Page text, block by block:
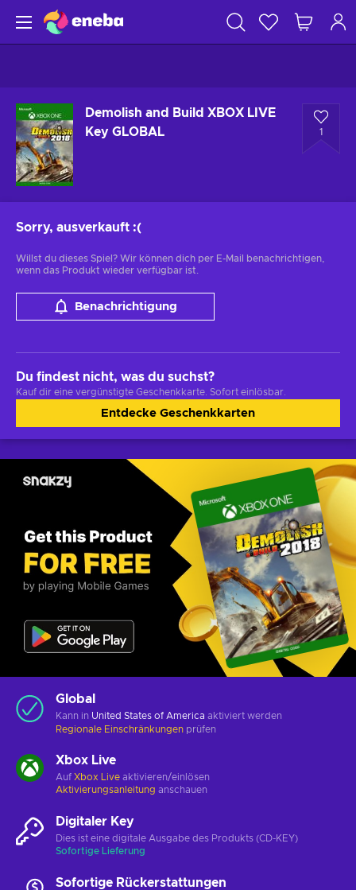
Demolish and Build XBOX LIVE
Key GLOBAL
1
Sorry, ausverkauft :(
Willst du dieses Spiel? Wir können dich per E-Mail benachrichtigen,
wenn das Produkt wieder verfügbar ist.
Benachrichtigung
Du findest nicht, was du suchst?
Kauf dir eine vergünstigte Geschenkkarte. Sofort einlösbar.
Entdecke Geschenkkarten
Global
Kann in United States of America aktiviert werden
Regionale Einschränkungen prüfen
Xbox Live
Auf Xbox Live aktivieren/einlösen
Aktivierungsanleitung anschauen
Digitaler Key
Dies ist eine digitale Ausgabe des Produkts (CD-KEY)
Sofortige Lieferung
Sofortige Rückerstattungen